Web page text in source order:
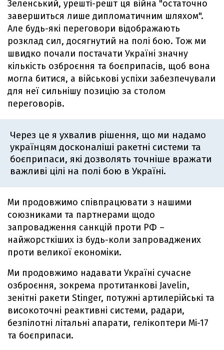
Зеленський, урешті-решт ця війна "остаточно
завершиться лише дипломатичним шляхом".
Але будь-які переговори відображають
розклад сил, досягнутий на полі бою. Тож ми
швидко почали постачати Україні значну
кількість озброєння та боєприпасів, щоб вона
могла битися, а військові успіхи забезпечували
для неї сильнішу позицію за столом
переговорів.
Через це я ухвалив рішення, що ми надамо
українцям досконаліші ракетні системи та
боєприпаси, які дозволять точніше вражати
важливі цілі на полі бою в Україні.
Ми продовжимо співпрацювати з нашими
союзниками та партнерами щодо
запровадження санкцій проти РФ –
найжорсткіших із будь-коли запроваджених
проти великої економіки.
Ми продовжимо надавати Україні сучасне
озброєння, зокрема протитанкові Javelin,
зенітні ракети Stinger, потужні артилерійські та
високоточні реактивні системи, радари,
безпілотні літальні апарати, гелікоптери Мі-17
та боєприпаси.